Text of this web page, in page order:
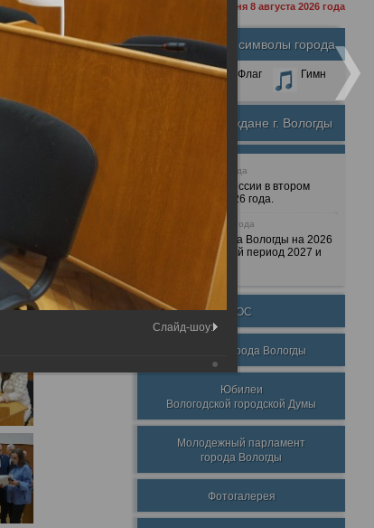
сегодня 8 августа 2026 года
А А
Официальные символы города
Герб Флаг Гимн
Почетные граждане г. Вологды
25 июня 2026 года
Очередные сессии в втором
полугодии 2026 года.
7 декабря 2025 года
Бюджет города Вологды на 2026
год и плановый период 2027 и
2028 годов.
ТОС
Награды города Вологды
Юбилеи
Вологодской городской Думы
Молодежный парламент
города Вологды
Фотогалерея
Слайд-шоу: